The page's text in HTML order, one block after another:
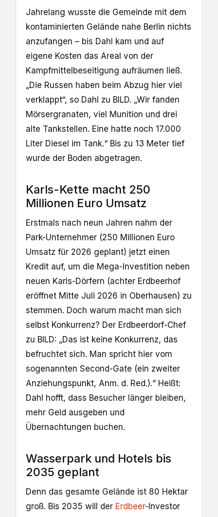
Jahrelang wusste die Gemeinde mit dem
kontaminierten Gelände nahe Berlin nichts
anzufangen – bis Dahl kam und auf
eigene Kosten das Areal von der
Kampfmittelbeseitigung aufräumen ließ.
„Die Russen haben beim Abzug hier viel
verklappt“, so Dahl zu BILD. „Wir fanden
Mörsergranaten, viel Munition und drei
alte Tankstellen. Eine hatte noch 17.000
Liter Diesel im Tank.“ Bis zu 13 Meter tief
wurde der Boden abgetragen.
Karls-Kette macht 250
Millionen Euro Umsatz
Erstmals nach neun Jahren nahm der
Park-Unternehmer (250 Millionen Euro
Umsatz für 2026 geplant) jetzt einen
Kredit auf, um die Mega-Investition neben
neuen Karls-Dörfern (achter Erdbeerhof
eröffnet Mitte Juli 2026 in Oberhausen) zu
stemmen. Doch warum macht man sich
selbst Konkurrenz? Der Erdbeerdorf-Chef
zu BILD: „Das ist keine Konkurrenz, das
befruchtet sich. Man spricht hier vom
sogenannten Second-Gate (ein zweiter
Anziehungspunkt, Anm. d. Red.).“ Heißt:
Dahl hofft, dass Besucher länger bleiben,
mehr Geld ausgeben und
Übernachtungen buchen.
Wasserpark und Hotels bis
2035 geplant
Denn das gesamte Gelände ist 80 Hektar
groß. Bis 2035 will der Erdbeer-Investor